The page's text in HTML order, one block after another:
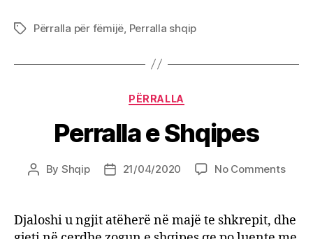
TagsPërralla për fëmijë Perralla shqip
Categories
PËRRALLA
Perralla e Shqipes
Post
By Shqip
Post21/04/2020 No Commentson
Djaloshi u ngjit atëherë në majë te shkrepit, dhe